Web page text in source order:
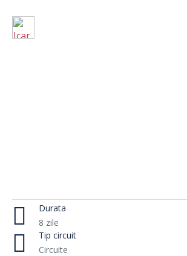
Durata
8 zile
Tip circuit
Circuite